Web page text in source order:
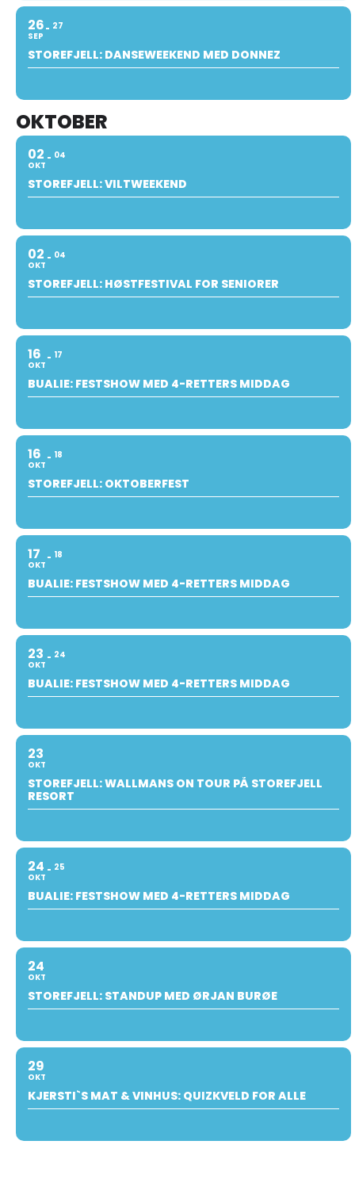
26
SEP
27
STOREFJELL: DANSEWEEKEND MED DONNEZ
OKTOBER
02
OKT
04
STOREFJELL: VILTWEEKEND
02
OKT
04
STOREFJELL: HØSTFESTIVAL FOR SENIORER
16
OKT
17
BUALIE: FESTSHOW MED 4-RETTERS MIDDAG
16
OKT
18
STOREFJELL: OKTOBERFEST
17
OKT
18
BUALIE: FESTSHOW MED 4-RETTERS MIDDAG
23
OKT
24
BUALIE: FESTSHOW MED 4-RETTERS MIDDAG
23
OKT
STOREFJELL: WALLMANS ON TOUR PÅ STOREFJELL
RESORT
24
OKT
25
BUALIE: FESTSHOW MED 4-RETTERS MIDDAG
24
OKT
STOREFJELL: STANDUP MED ØRJAN BURØE
29
OKT
KJERSTI`S MAT & VINHUS: QUIZKVELD FOR ALLE